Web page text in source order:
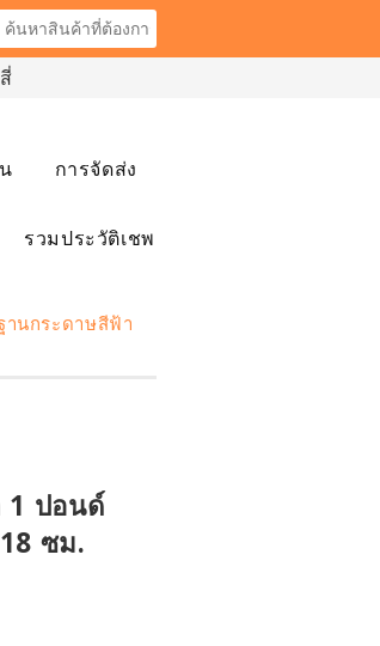
ค้นหา
การจัดส่ง
รวมประวัติเชพ
านกระดาษสีฟ้า
1 ปอนด์
ซม.